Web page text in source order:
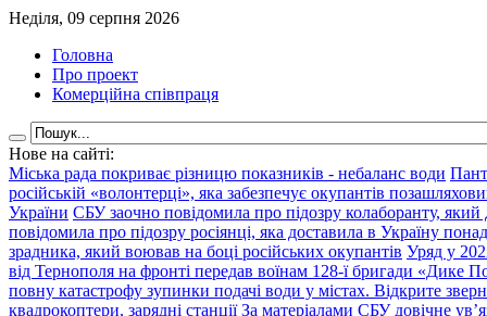
Неділя, 09 серпня 2026
Головна
Про проект
Комерційна співпраця
Нове на сайті:
Міська рада покриває різницю показників - небаланс води
російській «волонтерці», яка забезпечує окупантів
України СБУ заочно повідомила про підозру колаборанту,
повідомила про підозру росіянці, яка доставила в Україну
зрадника, який воював на боці російських окупантів Уряд у
від Тернополя на фронті передав воїнам 128-ї бригади «Дике
повну катастрофу зупинки подачі води у містах. Відкрите
квадрокоптери, зарядні станції За матеріалами СБУ довічне